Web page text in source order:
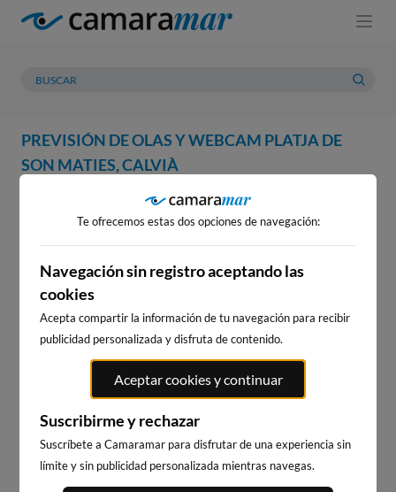
PREVISIÓN DE OLAS Y WEBCAM PLATJA DE
SON MATIES, CALVIÀ
PREVISIÓN METEOROLOGÍA
WEBCAM PLATJA DE SON
MATIES, CALVIÀ
WEBCAMS CERCANAS
Te ofrecemos estas dos opciones de navegación:
Navegación sin registro aceptando las
cookies
Acepta compartir la información de tu navegación para recibir
publicidad personalizada y disfruta de contenido.
Aceptar cookies y continuar
Suscribirme y rechazar
Suscríbete a Camaramar para disfrutar de una experiencia sin
límite y sin publicidad personalizada mientras navegas.